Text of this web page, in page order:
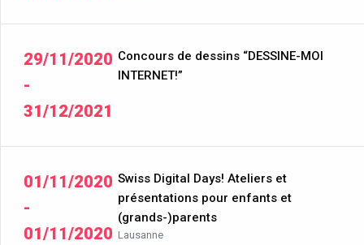
29/11/2020
-
31/12/2021
Concours de dessins “DESSINE-MOI
INTERNET!”
01/11/2020
-
01/11/2020
Swiss Digital Days! Ateliers et
présentations pour enfants et
(grands-)parents
Lausanne